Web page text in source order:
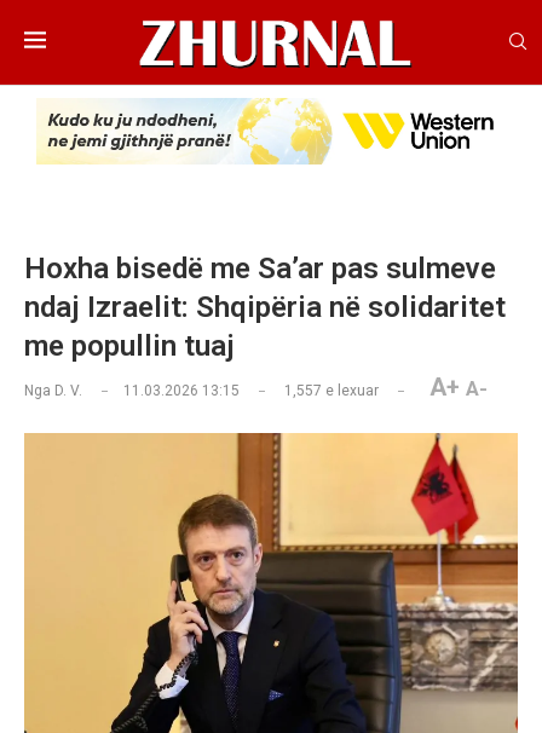
Hoxha bisedë me Sa’ar pas sulmeve
ndaj Izraelit: Shqipëria në solidaritet
me popullin tuaj
Nga D. V. 11.03.2026 13:15 1,557 e lexuar A+ A-